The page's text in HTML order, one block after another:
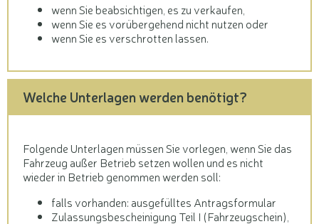
wenn Sie beabsichtigen, es zu verkaufen,
wenn Sie es vorübergehend nicht nutzen oder
wenn Sie es verschrotten lassen.
Welche Unterlagen werden benötigt?
Folgende Unterlagen müssen Sie vorlegen, wenn Sie das
Fahrzeug außer Betrieb setzen wollen und es nicht
wieder in Betrieb genommen werden soll:
falls vorhanden: ausgefülltes Antragsformular
Zulassungsbescheinigung Teil I (Fahrzeugschein),